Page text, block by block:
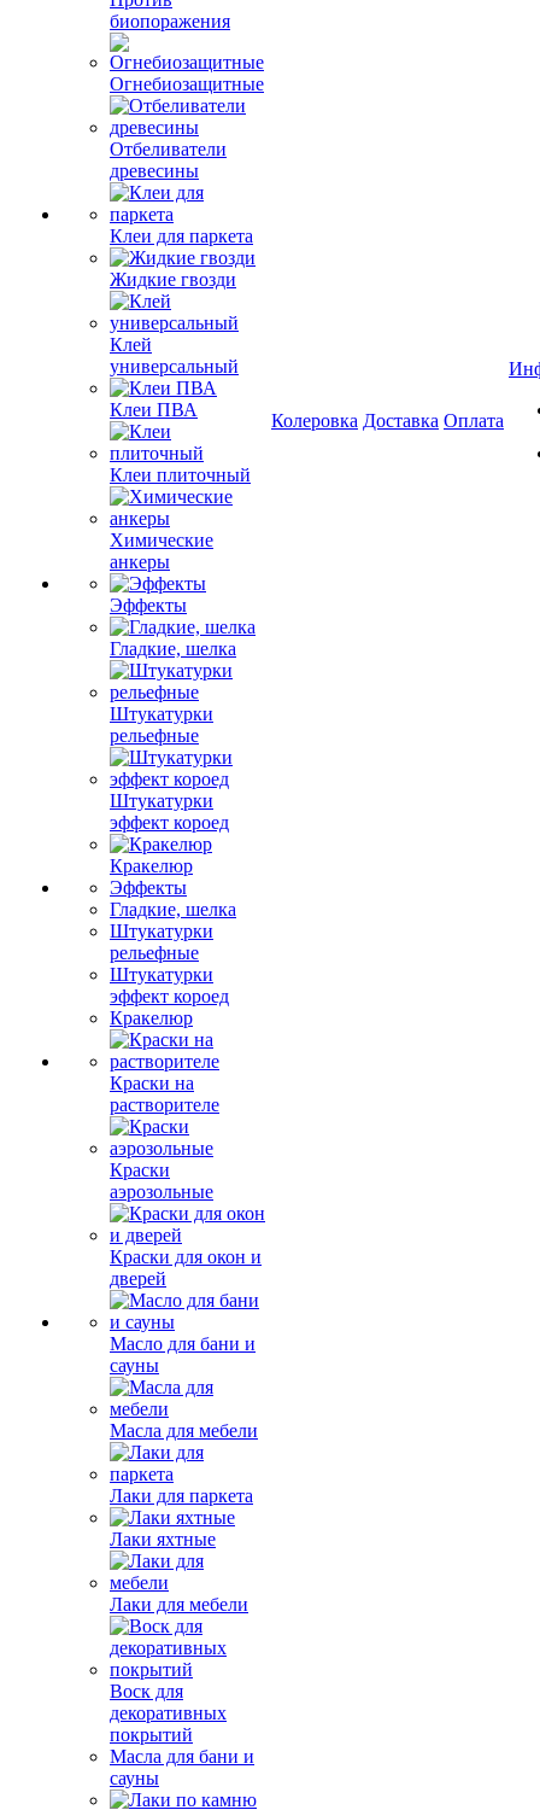
биопоражения
Огнебиозащитные
Отбеливатели
древесины
Клеи для паркета
Жидкие гвозди
Клей
универсальный
Клеи ПВА
Клеи плиточный
Химические
анкеры
Эффекты
Гладкие, шелка
Штукатурки
рельефные
Штукатурки
эффект короед
Кракелюр
Эффекты
Гладкие, шелка
Штукатурки
рельефные
Штукатурки
эффект короед
Кракелюр
Краски на
растворителе
Краски
аэрозольные
Краски для окон и
дверей
Масло для бани и
сауны
Масла для мебели
Лаки для паркета
Лаки яхтные
Лаки для мебели
Воск для
декоративных
покрытий
Масла для бани и
сауны
Колеровка Доставка Оплата